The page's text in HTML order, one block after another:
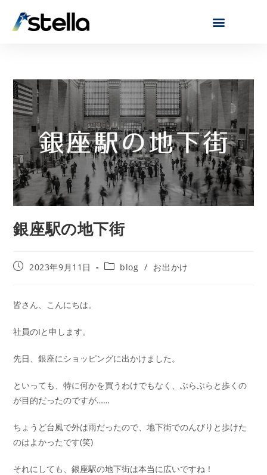
銀座駅の地下街
2023年9月11日 blog / お出かけ
皆さん、こんにちは。
社員のIと申します。
先日、銀座にショッピングに出かけました。
といっても、特に何かを買うわけでもなく、ぶらぶらと歩くの
が目的だったのですが……
ちょうど台風で外は雨だったので、地下街でのんびりと歩けた
のはよかったです(笑)
それにしても、銀座駅の地下街は本当に広いですね！